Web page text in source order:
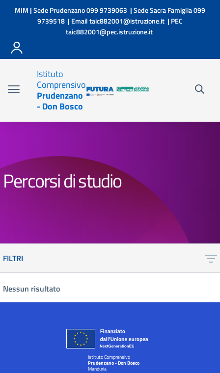
Vai ai contenuti
Vai al menu di navigazione
Vai al footer
MIM |Sede Prudenzano099 9739063 |Sede Sacra Famiglia099
9739518 | Emailtaic882001@istruzione.it | PEC
taic882001@pec.istruzione.it
Istituto
Comprensivo
Prudenzano
- Don Bosco
Percorsi di studio
FILTRI
Nessun risultato
Istituto Comprensivo
Prudenzano - Don Bosco
Manduria